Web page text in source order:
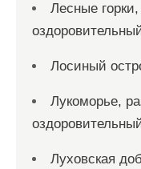
Лесные
Лосиный
Лукоморье,
Луховская